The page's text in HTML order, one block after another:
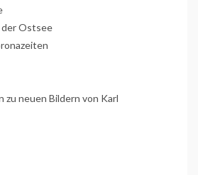
der Ostsee
neuen Bildern von Karl